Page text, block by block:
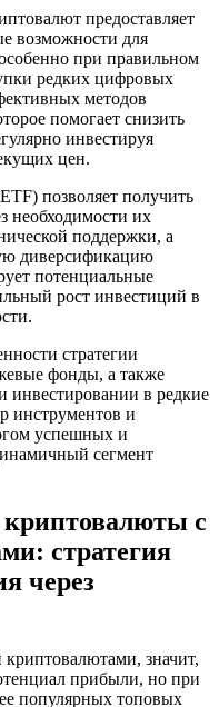
предоставляет
возможности для
при правильном
редких цифровых
методов
помогает снизить
инвестируя
цен.
позволяет получить
необходимости их
поддержки, а
диверсификацию
потенциальные
рост инвестиций в
стратегии
фонды, а также
инвестировании в редкие
инструментов и
успешных и
сегмент
с
стратегия
через
значит,
прибыли, но при
популярных топовых